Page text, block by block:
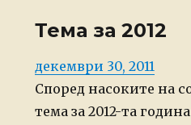
Тема за 2012
Posted
on
декември 30, 2011
Според насоките на
тема за 2012-та